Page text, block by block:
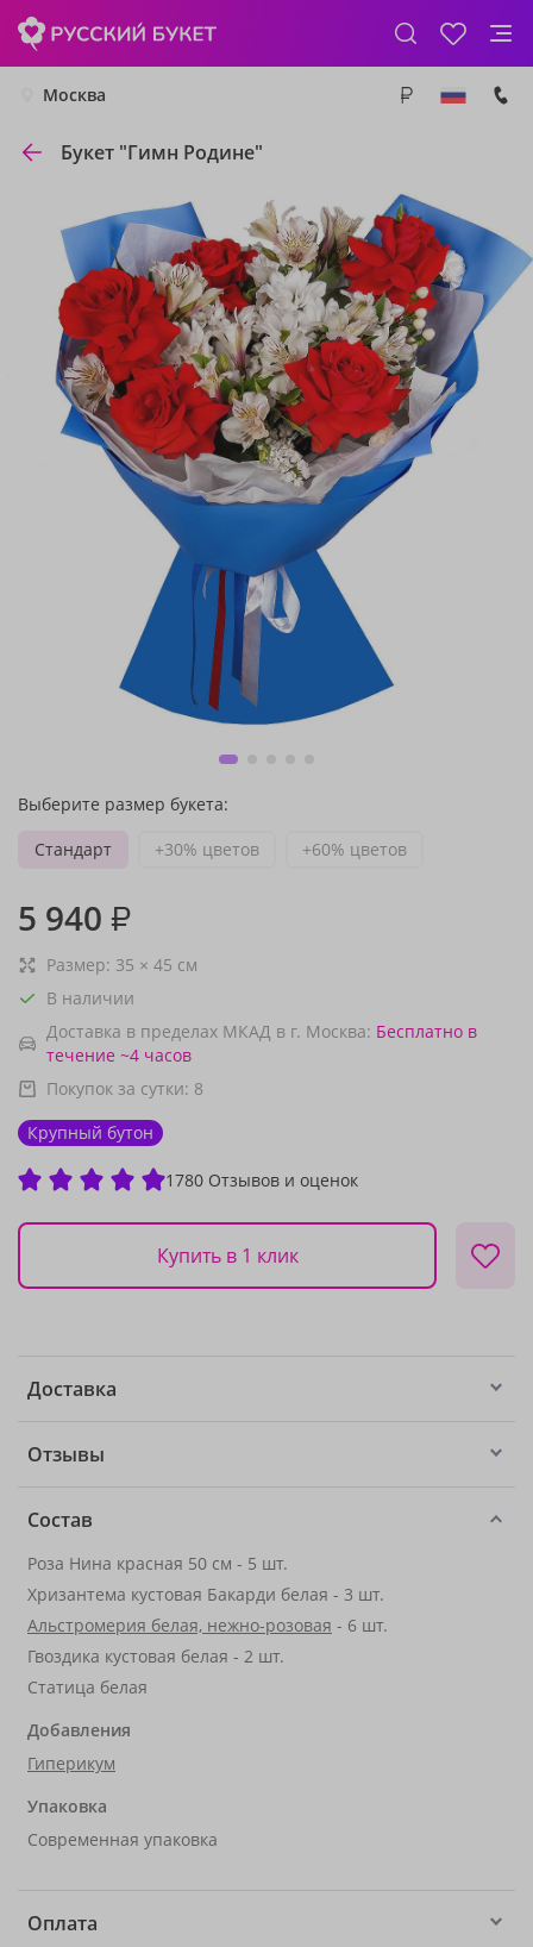
Москва
Букет "Гимн Родине"
Выберите размер букета:
Стандарт
+30% цветов +60% цветов
5 940 ₽
Размер: 35 × 45 см
В наличии
Доставка в пределах МКАД в г. Москва: Бесплатно в
течение ~4 часов
Покупок за сутки: 8
Крупный бутон
1780 Отзывов и оценок
Купить в 1 клик
Доставка
Отзывы
Состав
Роза Нина красная 50 см - 5 шт.
Хризантема кустовая Бакарди белая - 3 шт.
Альстромерия белая, нежно-розовая - 6 шт.
Гвоздика кустовая белая - 2 шт.
Статица белая
Добавления
Гиперикум
Упаковка
Современная упаковка
Оплата